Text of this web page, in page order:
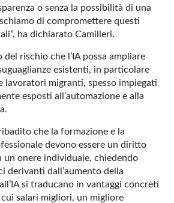
o senza la possibilità di una
di compromettere questi
ha dichiarato Camilleri.
rischio che l’IA possa ampliare
esistenti, in particolare
lavoratori migranti, spesso impiegati
esposti all’automazione e alla
che la formazione e la
devono essere un diritto
un onere individuale, chiedendo
derivanti dall’aumento della
si traducano in vantaggi concreti
salari migliori, un migliore